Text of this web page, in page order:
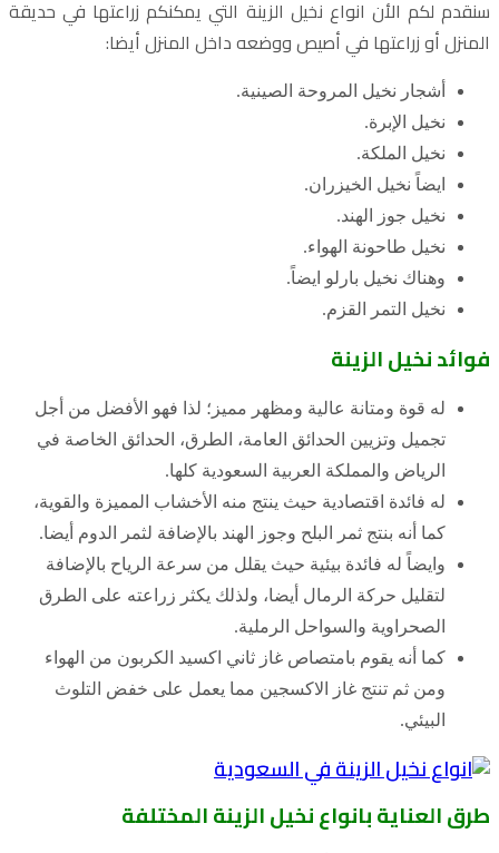
سنقدم لكم الأن انواع نخيل الزينة التي يمكنكم زراعتها في حديقة
المنزل أو زراعتها في أصيص ووضعه داخل المنزل أيضا:
أشجار نخيل المروحة الصينية.
نخيل الإبرة.
نخيل الملكة.
ايضاً نخيل الخيزران.
نخيل جوز الهند.
نخيل طاحونة الهواء.
وهناك نخيل بارلو ايضاً.
نخيل التمر القزم.
فوائد نخيل الزينة
له قوة ومتانة عالية ومظهر مميز؛ لذا فهو الأفضل من أجل
تجميل وتزيين الحدائق العامة، الطرق، الحدائق الخاصة في
الرياض والمملكة العربية السعودية كلها.
له فائدة اقتصادية حيث ينتج منه الأخشاب المميزة والقوية،
كما أنه بنتج ثمر البلح وجوز الهند بالإضافة لثمر الدوم أيضا.
وايضاً له فائدة بيئية حيث يقلل من سرعة الرياح بالإضافة
لتقليل حركة الرمال أيضا، ولذلك يكثر زراعته على الطرق
الصحراوية والسواحل الرملية.
كما أنه يقوم بامتصاص غاز ثاني اكسيد الكربون من الهواء
ومن ثم تنتج غاز الاكسجين مما يعمل على خفض التلوث
البيئي.
طرق العناية بانواع نخيل الزينة المختلفة